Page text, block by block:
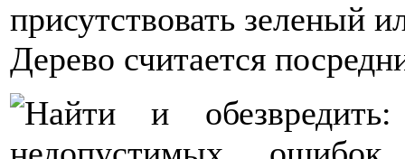
присутствовать зеленый
Дерево считается